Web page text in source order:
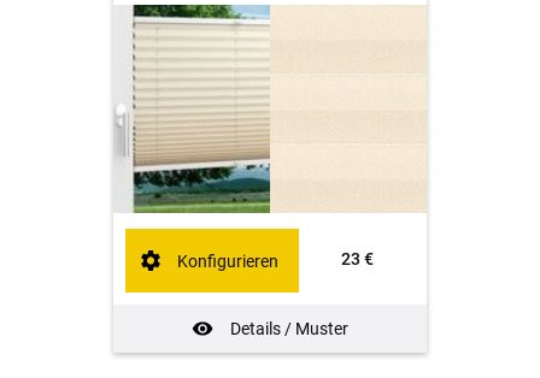
23 €
Details / Muster
Konfigurieren